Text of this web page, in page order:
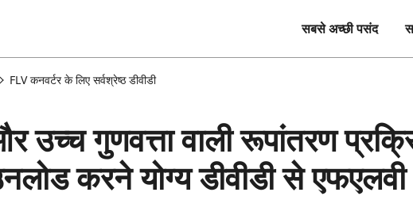
सबसे अच्छी पसंद
FLV कनवर्टर के लिए सर्वश्रेष्ठ डीवीडी
उच्च गुणवत्ता वाली रूपांतरण
करने योग्य डीवीडी से एफएलवी